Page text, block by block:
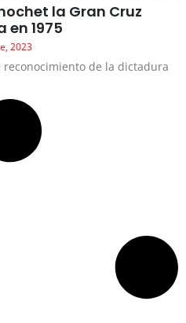
la Gran Cruz
en 1975
2023
de la dictadura